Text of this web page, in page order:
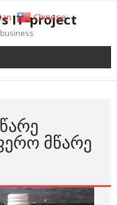
IT-project
ᲛᲬᲐᲠᲔ
Chinese